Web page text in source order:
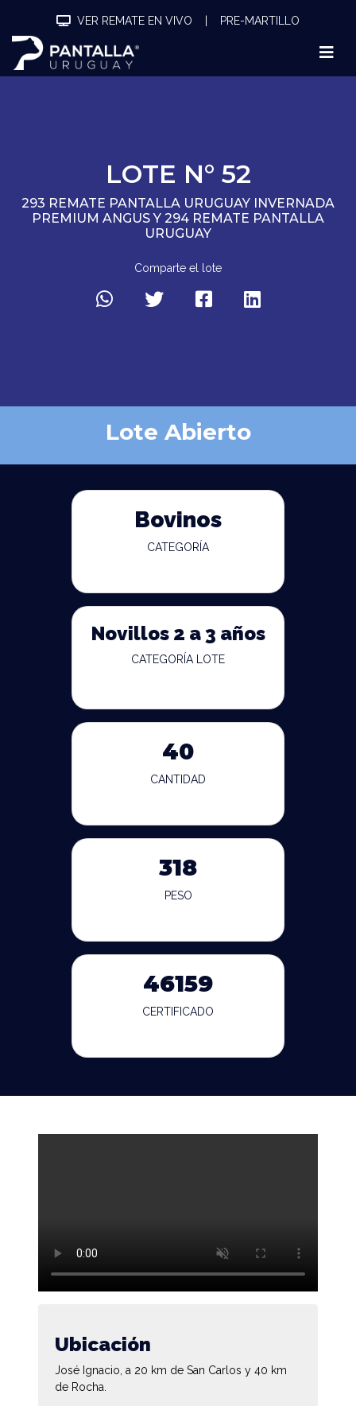
VER REMATE EN VIVO PRE-MARTILLO
LOTE N° 52
293 REMATE PANTALLA URUGUAY INVERNADA
PREMIUM ANGUS Y 294 REMATE PANTALLA
URUGUAY
Comparte el lote
Lote Abierto
Bovinos
CATEGORÍA
Novillos 2 a 3 años
CATEGORÍA LOTE
40
CANTIDAD
318
PESO
46159
CERTIFICADO
Ubicación
José Ignacio, a 20 km de San Carlos y 40 km
de Rocha.